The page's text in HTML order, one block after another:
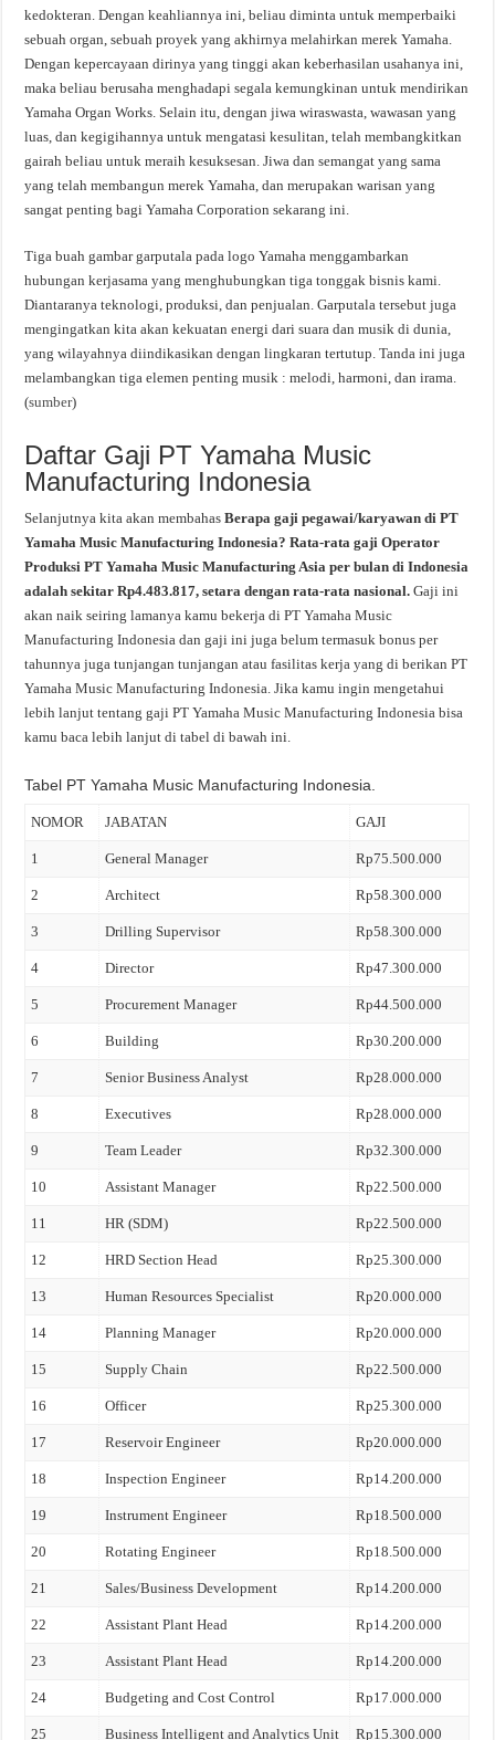
kedokteran. Dengan keahliannya ini, beliau diminta untuk memperbaiki
sebuah organ, sebuah proyek yang akhirnya melahirkan merek Yamaha.
Dengan kepercayaan dirinya yang tinggi akan keberhasilan usahanya ini,
maka beliau berusaha menghadapi segala kemungkinan untuk mendirikan
Yamaha Organ Works. Selain itu, dengan jiwa wiraswasta, wawasan yang
luas, dan kegigihannya untuk mengatasi kesulitan, telah membangkitkan
gairah beliau untuk meraih kesuksesan. Jiwa dan semangat yang sama
yang telah membangun merek Yamaha, dan merupakan warisan yang
sangat penting bagi Yamaha Corporation sekarang ini.
Tiga buah gambar garputala pada logo Yamaha menggambarkan
hubungan kerjasama yang menghubungkan tiga tonggak bisnis kami.
Diantaranya teknologi, produksi, dan penjualan. Garputala tersebut juga
mengingatkan kita akan kekuatan energi dari suara dan musik di dunia,
yang wilayahnya diindikasikan dengan lingkaran tertutup. Tanda ini juga
melambangkan tiga elemen penting musik : melodi, harmoni, dan irama.
(sumber)
Daftar Gaji PT Yamaha Music
Manufacturing Indonesia
Selanjutnya kita akan membahasBerapa gaji pegawai/karyawan di PT
Yamaha Music Manufacturing Indonesia? Rata-rata gaji Operator
Produksi PT Yamaha Music Manufacturing Asia per bulan di Indonesia
adalah sekitar Rp4.483.817, setara dengan rata-rata nasional.Gaji ini
akan naik seiring lamanya kamu bekerja di PT Yamaha Music
Manufacturing Indonesia dan gaji ini juga belum termasuk bonus per
tahunnya juga tunjangan tunjangan atau fasilitas kerja yang di berikan PT
Yamaha Music Manufacturing Indonesia. Jika kamu ingin mengetahui
lebih lanjut tentang gaji PT Yamaha Music Manufacturing Indonesia bisa
kamu baca lebih lanjut di tabel di bawah ini.
Tabel PT Yamaha Music Manufacturing Indonesia.
NOMOR JABATAN GAJI
1 General Manager Rp75.500.000
2 Architect Rp58.300.000
3 Drilling Supervisor Rp58.300.000
4 Director Rp47.300.000
5 Procurement Manager Rp44.500.000
6 Building Rp30.200.000
7 Senior Business Analyst Rp28.000.000
8 Executives Rp28.000.000
9 Team Leader Rp32.300.000
10 Assistant Manager Rp22.500.000
11 HR (SDM) Rp22.500.000
12 HRD Section Head Rp25.300.000
13 Human Resources Specialist Rp20.000.000
14 Planning Manager Rp20.000.000
15 Supply Chain Rp22.500.000
16 Officer Rp25.300.000
17 Reservoir Engineer Rp20.000.000
18 Inspection Engineer Rp14.200.000
19 Instrument Engineer Rp18.500.000
20 Rotating Engineer Rp18.500.000
21 Sales/Business Development Rp14.200.000
22 Assistant Plant Head Rp14.200.000
23 Assistant Plant Head Rp14.200.000
24 Budgeting and Cost Control Rp17.000.000
25 Business Intelligent and Analytics Unit Rp15.300.000